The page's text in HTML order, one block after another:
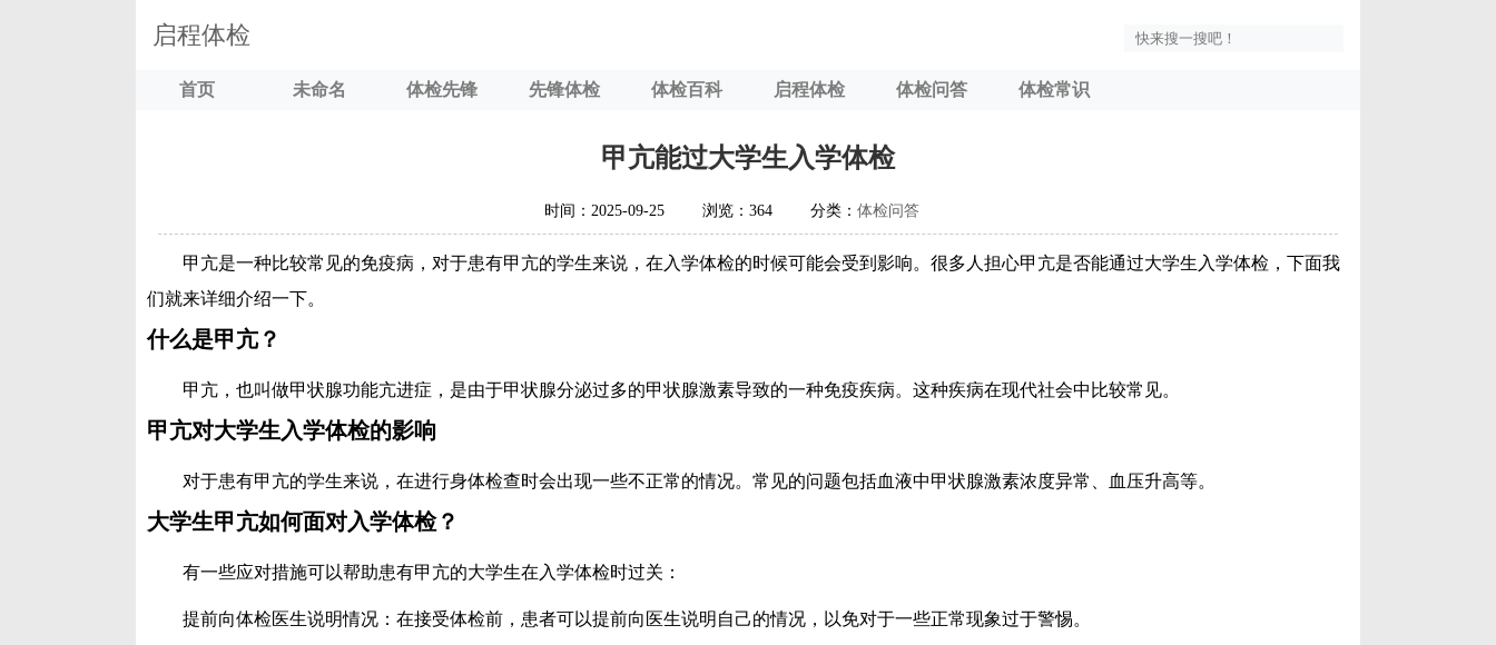
启程体检
首页 未命名 体检先锋 先锋体检 体检百科 启程体检 体检问答 体检常识
甲亢能过大学生入学体检
时间：2025-09-25 浏览：364 分类： 体检问答
甲亢是一种比较常见的免疫病，对于患有甲亢的学生来说，在入学体检的时候可能会受到影响。很多人担心甲亢是否能通过大学生入学体检，下面我
们就来详细介绍一下。
什么是甲亢？
甲亢，也叫做甲状腺功能亢进症，是由于甲状腺分泌过多的甲状腺激素导致的一种免疫疾病。这种疾病在现代社会中比较常见。
甲亢对大学生入学体检的影响
对于患有甲亢的学生来说，在进行身体检查时会出现一些不正常的情况。常见的问题包括血液中甲状腺激素浓度异常、血压升高等。
大学生甲亢如何面对入学体检？
有一些应对措施可以帮助患有甲亢的大学生在入学体检时过关：
提前向体检医生说明情况：在接受体检前，患者可以提前向医生说明自己的情况，以免对于一些正常现象过于警惕。